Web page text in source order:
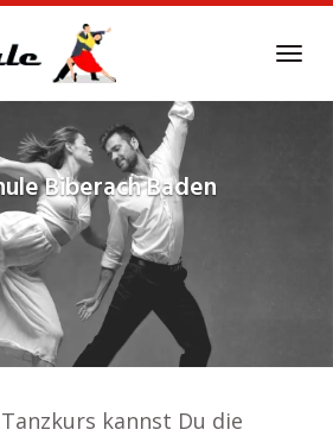
Biberach Baden
kannst Du die